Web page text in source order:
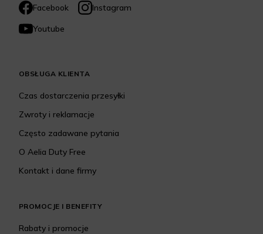
Facebook
Instagram
Youtube
OBSŁUGA KLIENTA
Czas dostarczenia przesyłki
Zwroty i reklamacje
Często zadawane pytania
O Aelia Duty Free
Kontakt i dane firmy
PROMOCJE I BENEFITY
Rabaty i promocje